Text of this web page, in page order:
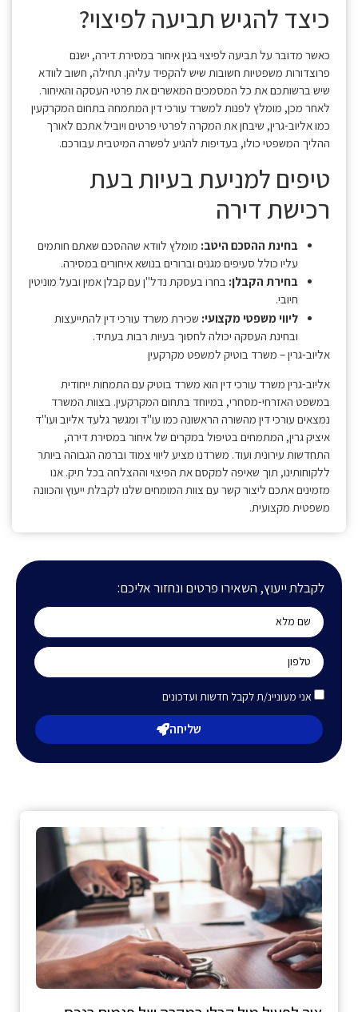
לקבלת ייעוץ, השאירו פרטים ונחזור אליכם:
אני מעוניינ/ת לקבל חדשות ועדכונים
שליחה
כיצד להגיש תביעה לפיצוי?
כאשר מדובר על תביעה לפיצוי בגין איחור במסירת דירה, ישנם
פרוצדורות משפטיות חשובות שיש להקפיד עליהן. תחילה, חשוב לוודא
שיש ברשותכם את כל המסמכים המאשרים את פרטי העסקה והאיחור.
לאחר מכן, מומלץ לפנות למשרד עורכי דין המתמחה בתחום המקרקעין
כמו אליוב-גרין, שיבחן את המקרה לפרטי פרטים ויוביל אתכם לאורך
ההליך המשפטי כולו, בעדיפות להגיע לפשרה המיטבית עבורכם.
טיפים למניעת בעיות בעת
רכישת דירה
בחינת ההסכם היטב: מומלץ לוודא שההסכם שאתם חותמים
עליו כולל סעיפים מגנים וברורים בנושא איחורים במסירה.
בחירת הקבלן: בחרו בעסקת נדל"ן עם קבלן אמין ובעל מוניטין
חיובי.
ליווי משפטי מקצועי: שכירת משרד עורכי דין להתייעצות
ובחינת העסקה יכולה לחסוך בעיות רבות בעתיד.
אליוב-גרין – משרד בוטיק למשפט מקרקעין
אליוב-גרין משרד עורכי דין הוא משרד בוטיק עם התמחות ייחודית
במשפט האזרחי-מסחרי, במיוחד בתחום המקרקעין. בצוות המשרד
נמצאים עורכי דין מהשורה הראשונה כמו עו"ד ומגשר גלעד אליוב ועו"ד
איציק גרין, המתמחים בטיפול במקרים של איחור במסירת דירה,
התחדשות עירונית ועוד. משרדנו מציע ליווי צמוד וברמה הגבוהה ביותר
ללקוחותינו, תוך שאיפה למקסם את הפיצוי וההצלחה בכל תיק. אנו
מזמינים אתכם ליצור קשר עם צוות המומחים שלנו לקבלת ייעוץ והכוונה
משפטית מקצועית.